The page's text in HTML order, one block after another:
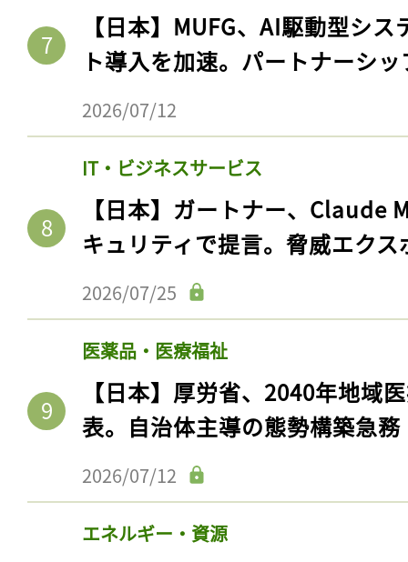
【日本】MUFG、AI駆動型シ
ト導入を加速。パートナーシ
2026/07/12
IT・ビジネスサービス
【日本】ガートナー、Claude
キュリティで提言。脅威エク
2026/07/25
医薬品・医療福祉
【日本】厚労省、2040年地域
表。自治体主導の態勢構築急務
2026/07/12
エネルギー・資源